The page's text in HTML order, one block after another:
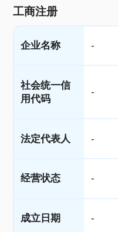
工商注册
企业名称 -
社会统一信
用代码
-
法定代表人 -
经营状态 -
成立日期 -